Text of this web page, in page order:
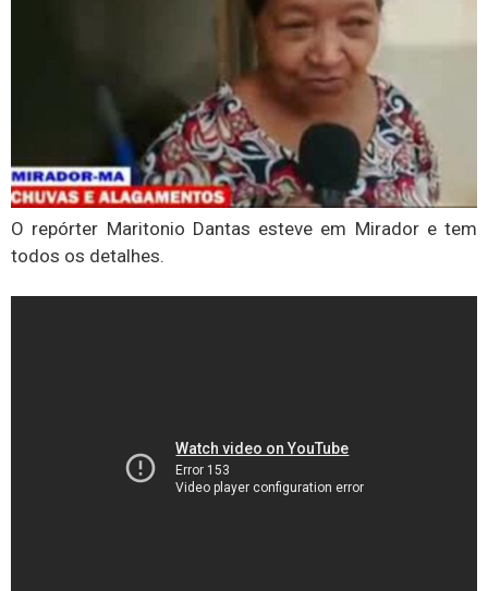
O repórter Maritonio Dantas esteve em Mirador e tem
todos os detalhes.